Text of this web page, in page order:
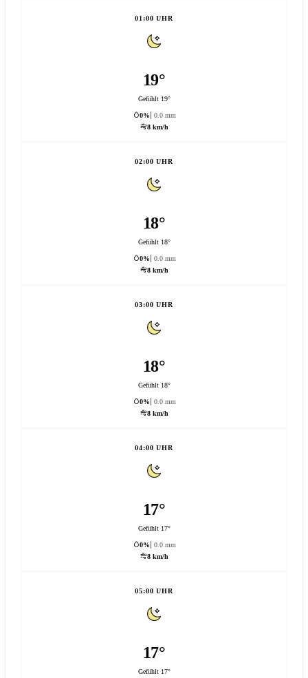
01:00 UHR
19°
Gefühlt 19°
0%
0.0 mm
8 km/h
02:00 UHR
18°
Gefühlt 18°
0%
0.0 mm
8 km/h
03:00 UHR
18°
Gefühlt 18°
0%
0.0 mm
8 km/h
04:00 UHR
17°
Gefühlt 17°
0%
0.0 mm
8 km/h
05:00 UHR
17°
Gefühlt 17°